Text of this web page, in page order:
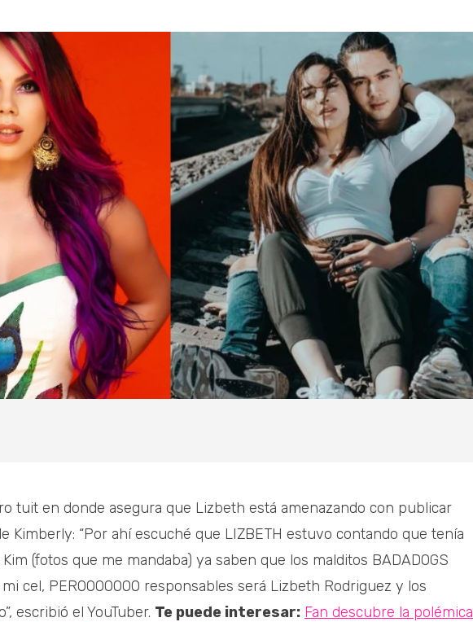
tuit en donde asegura que Lizbeth está amenazando con publicar
Kimberly: “Por ahí escuché que LIZBETH estuvo contando que tenía
(fotos que me mandaba) ya saben que los malditos BADADOGS
cel, PEROOOOOOO responsables será Lizbeth Rodriguez y los
escribió el YouTuber. Te puede interesar: Fan descubre la polémica